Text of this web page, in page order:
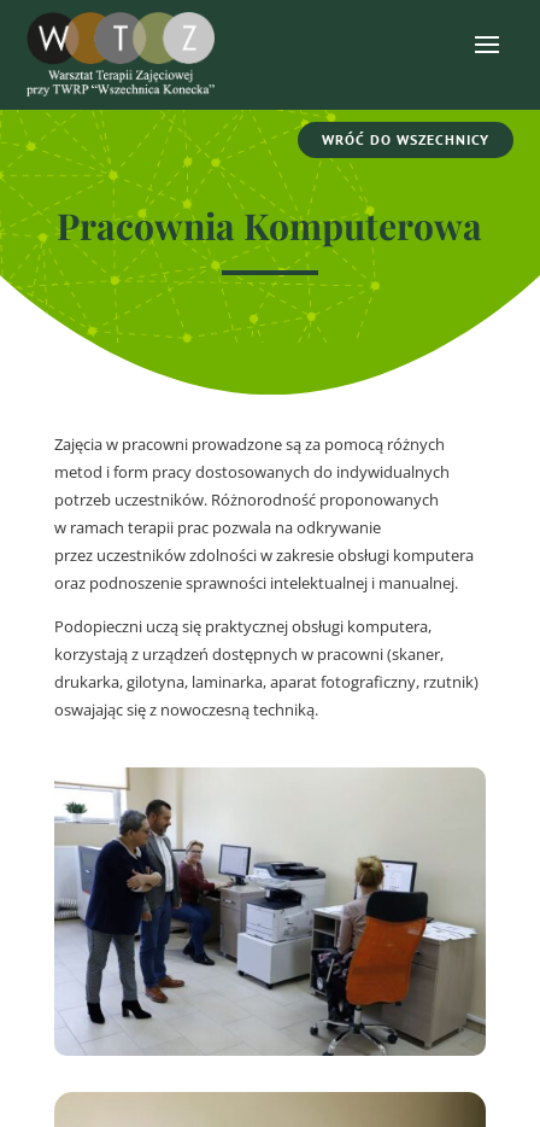
WRÓĆ DO WSZECHNICY
Pracownia Komputerowa
Zajęcia w pracowni prowadzone są za pomocą różnych
metod i form pracy dostosowanych do indywidualnych
potrzeb uczestników. Różnorodność proponowanych
w ramach terapii prac pozwala na odkrywanie
przez uczestników zdolności w zakresie obsługi komputera
oraz podnoszenie sprawności intelektualnej i manualnej.
Podopieczni uczą się praktycznej obsługi komputera,
korzystają z urządzeń dostępnych w pracowni (skaner,
drukarka, gilotyna, laminarka, aparat fotograficzny, rzutnik)
oswajając się z nowoczesną techniką.